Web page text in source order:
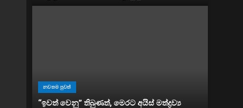
නවතම පුවත්
“ඉවත් වෙනු” තිබුණත්, මෙරට අයිස් මත්ද්‍රව්‍ය